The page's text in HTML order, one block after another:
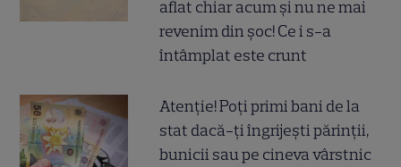
aflat chiar acum și nu ne mai
revenim din șoc! Ce i s-a
întâmplat este crunt
Atenție! Poți primi bani de la
stat dacă-ți îngrijești părinții,
bunicii sau pe cineva vârstnic